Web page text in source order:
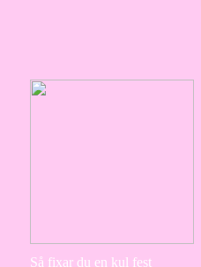
Så fixar du en kul fest